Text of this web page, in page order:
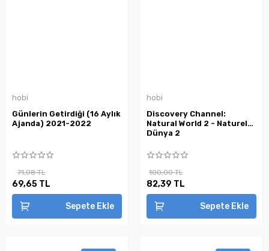
hobi
Günlerin Getirdiği (16 Aylık
Ajanda) 2021-2022
71,08 TL
69,65 TL
Sepete Ekle
hobi
Discovery Channel:
Natural World 2 - Naturel
Dünya 2
100,00 TL
82,39 TL
Sepete Ekle